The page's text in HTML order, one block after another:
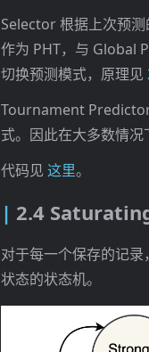
Selector 根据上次预
作为 PHT，与 Global
切换预测模式，原理见
Tournament Predictor
式。因此在大多数情
代码见 这里。
2.4
对于每一个保存的记
状态的状态机。